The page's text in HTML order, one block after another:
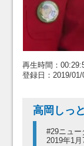
再生時間：
登録日：2019/01/
高岡しっ
#29ニュー
2019年1月